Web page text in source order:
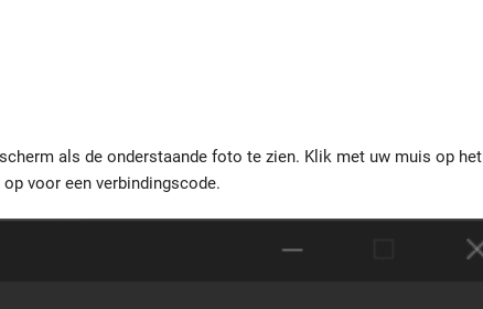
als de onderstaande foto te zien. Klik met uw muis op het
voor een verbindingscode.